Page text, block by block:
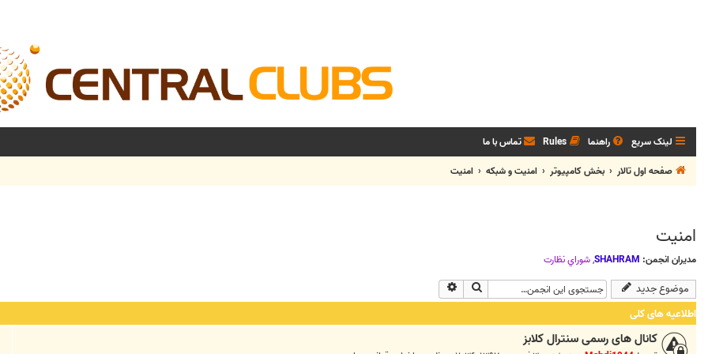
لینک سریع راهنما Rules تماس با ما
صفحه اول تالار
بخش كامپيوتر امنيت و شبكه امنيت
امنيت
مدیران انجمن: SHAHRAM
,شوراي نظارت
موضوع جدید جستجو
اطلاعیه های کلی
کانال های رسمی سنترال کلابز